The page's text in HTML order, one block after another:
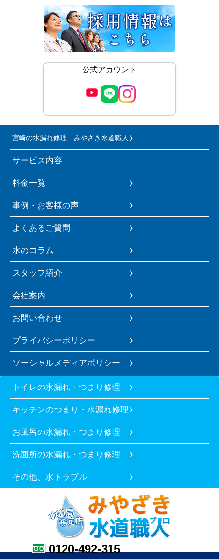
公式アカウント
宮崎の水漏れ修理 みやざき水道職人
サービス内容
料金一覧
事例・お客様の声
よくあるご質問
水のコラム
スタッフ紹介
会社案内
お問い合わせ
プライバシーポリシー
ソーシャルメディアポリシー
トイレの水漏れ・つまり修理
キッチンのつまり・水漏れ修理
お風呂の水漏れ・つまり修理
洗面所の水漏れ・つまり修理
その他、水トラブル
0120-492-315